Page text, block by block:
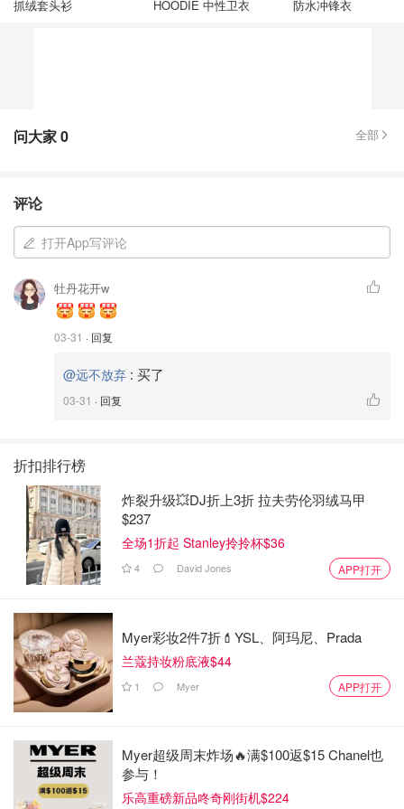
抓绒套头衫
HOODIE 中性卫衣
防水冲锋衣
问大家0 全部
评论
打开App写评论
牡丹花开w
03-31 · 回复
@远不放弃 : 买了
03-31 · 回复
折扣排行榜
炸裂升级💥DJ折上3折 拉夫劳伦羽绒马甲
$237
全场1折起 Stanley拎拎杯$36
4 David Jones APP打开
Myer彩妆2件7折💄YSL、阿玛尼、Prada
兰蔻持妆粉底液$44
1 Myer APP打开
Myer超级周末炸场🔥满$100返$15 Chanel也
参与！
乐高重磅新品咚奇刚街机$224